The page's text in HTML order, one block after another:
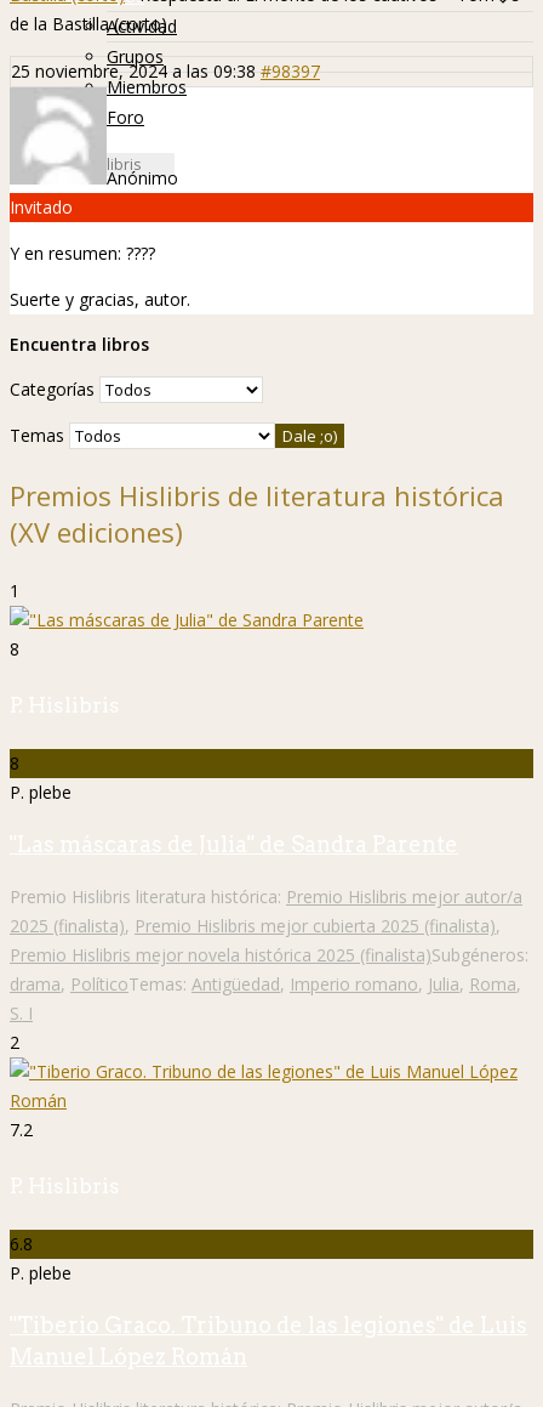
Actividad
Grupos
Miembros
Foro
de la Bastilla (corto)
25 noviembre, 2024 a las 09:38 #98397
Anónimo
Invitado
Y en resumen: ????
Suerte y gracias, autor.
Encuentra libros
Categorías
Temas
Premios Hislibris de literatura histórica
(XV ediciones)
1
8
P. Hislibris
8
P. plebe
"Las máscaras de Julia" de Sandra Parente
Premio Hislibris literatura histórica: Premio Hislibris mejor autor/a
2025 (finalista), Premio Hislibris mejor cubierta 2025 (finalista),
Premio Hislibris mejor novela histórica 2025 (finalista)Subgéneros:
drama, PolíticoTemas: Antigüedad, Imperio romano, Julia, Roma,
S. I
2
7.2
P. Hislibris
6.8
P. plebe
"Tiberio Graco. Tribuno de las legiones" de Luis
Manuel López Román